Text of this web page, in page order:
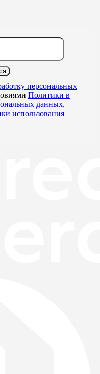
персональных
Политики в
данных,
использования